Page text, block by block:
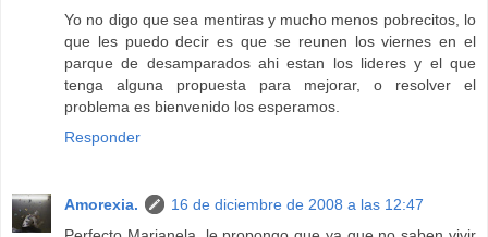
Yo no digo que sea mentiras y mucho menos pobrecitos, lo
que les puedo decir es que se reunen los viernes en el
parque de desamparados ahi estan los lideres y el que
tenga alguna propuesta para mejorar, o resolver el
problema es bienvenido los esperamos.
Responder
Amorexia.
16 de diciembre de 2008 a las 12:47